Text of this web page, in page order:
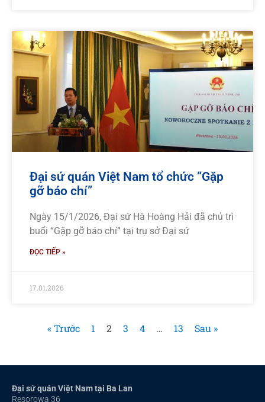
Đại sứ quán Việt Nam tổ chức “Gặp
gỡ báo chí”
Ngày 15/1/2026, Đại sứ Hà Hoàng Hải đã chủ trì
buổi “Gặp gỡ báo chí” tại trụ sở Đại sứ
ĐỌC TIẾP »
17.01.2026
« Trước 1 2 3 4 … 13 Sau »
Đại sứ quán Việt Nam tại Ba Lan
Resorowa 36